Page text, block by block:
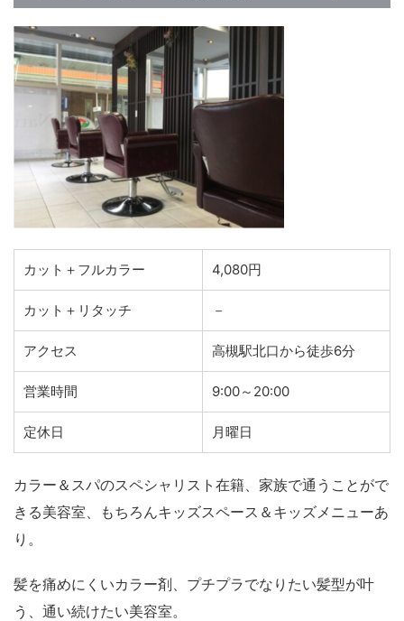
カット＋フルカラー 4,080円
カット＋リタッチ －
アクセス 高槻駅北口から徒歩6分
営業時間 9:00～20:00
定休日 月曜日
カラー＆スパのスペシャリスト在籍、家族で通うことがで
きる美容室、もちろんキッズスペース＆キッズメニューあ
り。
髪を痛めにくいカラー剤、プチプラでなりたい髪型が叶
う、通い続けたい美容室。